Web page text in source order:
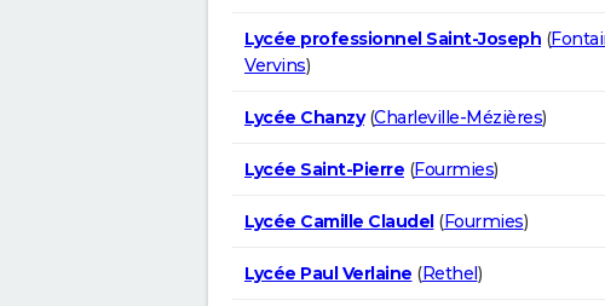
Lycée professionnel Saint-Joseph (
Vervins)
Lycée Chanzy(Charleville-Mézières)
Lycée Saint-Pierre (Fourmies)
Lycée Camille Claudel(Fourmies)
Lycée Paul Verlaine (Rethel)